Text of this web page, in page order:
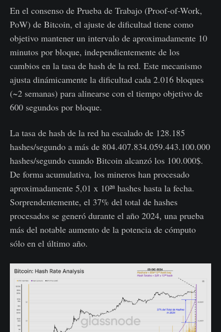
En el consenso de Prueba de Trabajo (Proof-of-Work,
PoW) de Bitcoin, el ajuste de dificultad tiene como
objetivo mantener un intervalo de aproximadamente 10
minutos por bloque, independientemente de los
cambios en la tasa de hash de la red. Este mecanismo
ajusta dinámicamente la dificultad cada 2.016 bloques
(~2 semanas) para alinearse con el tiempo objetivo de
600 segundos por bloque.
La tasa de hash de la red ha escalado de 128.185
hashes/segundo a más de 804.407.834.059.443.100.000
hashes/segundo cuando Bitcoin alcanzó los 100.000$.
De forma acumulativa, los mineros han procesado
aproximadamente 5,01 x 10²⁸ hashes hasta la fecha.
Sorprendentemente, el 37% del total de hashes
procesados se generó durante el año 2024, una prueba
más del notable aumento de la potencia de cómputo
sólo en el último año.